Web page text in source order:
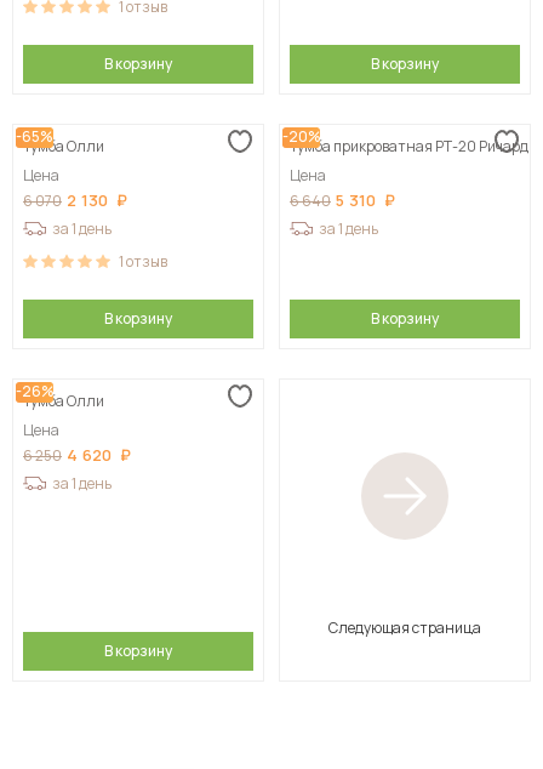
1отзыв
В корзину В корзину
-65%
Тумба Олли
Цена
6 070 2 130
за 1 день
1отзыв
В корзину
-20%
Тумба прикроватная РТ-20 Ричард
Цена
6 640 5 310
за 1 день
В корзину
-26%
Тумба Олли
Цена
6 250 4 620
за 1 день
В корзину
Следующая страница